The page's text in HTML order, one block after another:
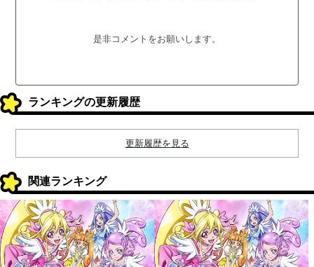
是非コメントをお願いします。
ランキングの更新履歴
更新履歴を見る
関連ランキング